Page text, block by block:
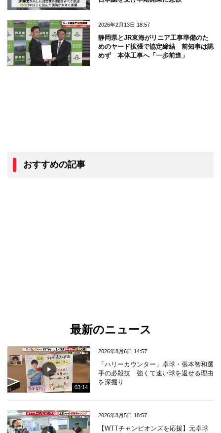
2026年2月13日 18:57
静岡県とJR東海がリニア工事準備のた
めのヤード拡張で協定締結 前知事は認
めず 本体工事へ「一歩前進」
おすすめの記事
最新のニュース
03:14
2026年8月6日 14:57
「ハリーカウンター」卓球・張本智和選
手の必殺技 強くて速い球を返せる理由
を深掘り
2026年8月5日 18:57
【WTTチャンピオンズを応援】元卓球